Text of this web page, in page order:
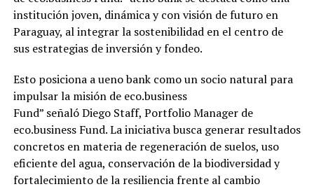
institución joven, dinámica y con visión de futuro en
Paraguay, al integrar la sostenibilidad en el centro de
sus estrategias de inversión y fondeo.
Esto posiciona a ueno bank como un socio natural para
impulsar la misión de eco.business
Fund” señaló Diego Staff, Portfolio Manager de
eco.business Fund. La iniciativa busca generar resultados
concretos en materia de regeneración de suelos, uso
eficiente del agua, conservación de la biodiversidad y
fortalecimiento de la resiliencia frente al cambio